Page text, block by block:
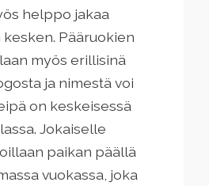
helppo jakaa
Pääruokien
myös erillisinä
ja nimestä voi
on keskeisessä
Jokaiselle
paikan päällä
vuokassa, joka